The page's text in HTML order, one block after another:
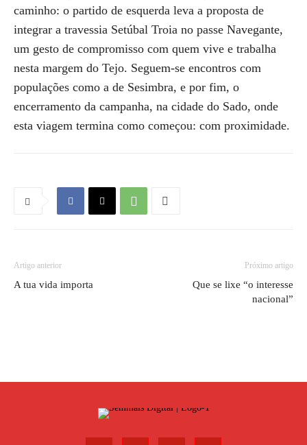
caminho: o partido de esquerda leva a proposta de
integrar a travessia Setúbal Troia no passe Navegante,
um gesto de compromisso com quem vive e trabalha
nesta margem do Tejo. Seguem-se encontros com
populações como a de Sesimbra, e por fim, o
encerramento da campanha, na cidade do Sado, onde
esta viagem termina como começou: com proximidade.
Artigo anterior
A tua vida importa
Próximo artigo
Que se lixe “o interesse
nacional”